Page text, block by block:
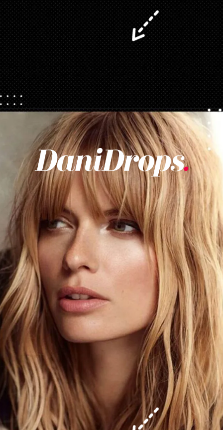
Openinghttps://danidrops.com.br/corte-de-cabelo-long-bob/